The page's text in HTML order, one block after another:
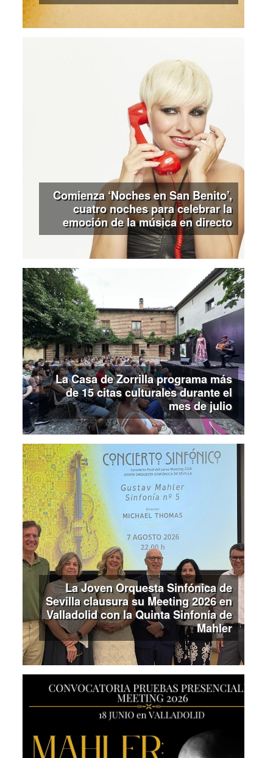
Comienza ‘Noches en San Benito’,
cuatro noches para celebrar la
emoción de la música en directo
La Casa de Zorrilla programa más
de 15 citas culturales durante el
mes de julio
La Joven Orquesta Sinfónica de
Sevilla clausura su Meeting 2026 en
Valladolid con la Quinta Sinfonía de
Mahler